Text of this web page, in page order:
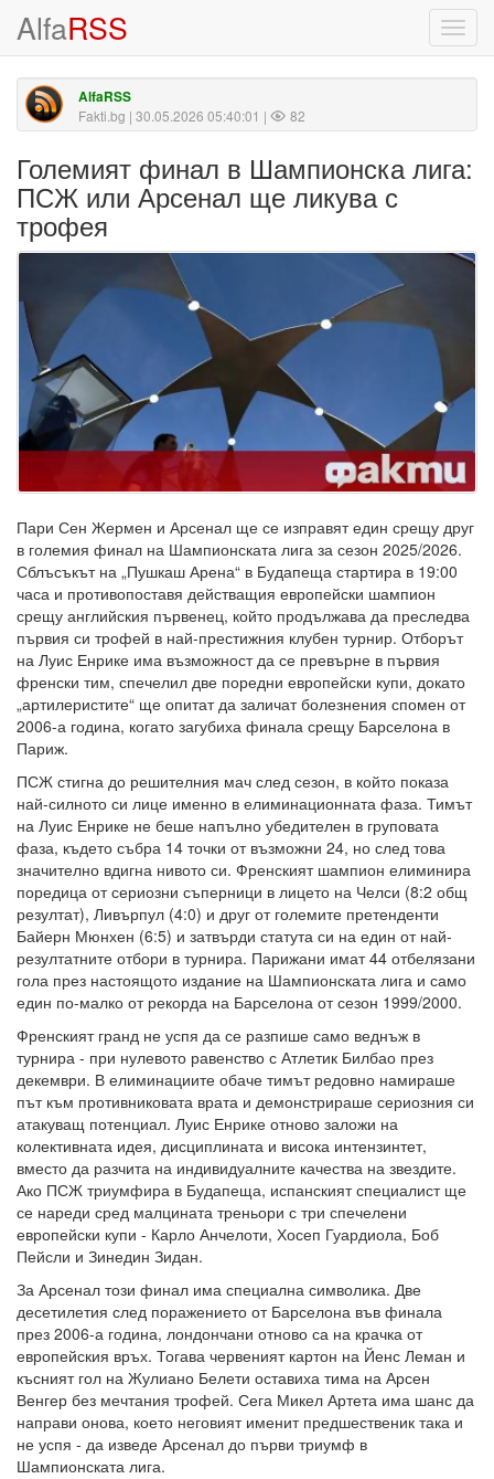
AlfaRSS
AlfaRSS
Fakti.bg | 30.05.2026 05:40:01 | 82
Големият финал в Шампионска лига:
ПСЖ или Арсенал ще ликува с
трофея
Пари Сен Жермен и Арсенал ще се изправят един срещу друг
в големия финал на Шампионската лига за сезон 2025/2026.
Сблъсъкът на „Пушкаш Арена“ в Будапеща стартира в 19:00
часа и противопоставя действащия европейски шампион
срещу английския първенец, който продължава да преследва
първия си трофей в най-престижния клубен турнир. Отборът
на Луис Енрике има възможност да се превърне в първия
френски тим, спечелил две поредни европейски купи, докато
„артилеристите“ ще опитат да заличат болезнения спомен от
2006-а година, когато загубиха финала срещу Барселона в
Париж.
ПСЖ стигна до решителния мач след сезон, в който показа
най-силното си лице именно в елиминационната фаза. Тимът
на Луис Енрике не беше напълно убедителен в груповата
фаза, където събра 14 точки от възможни 24, но след това
значително вдигна нивото си. Френският шампион елиминира
поредица от сериозни съперници в лицето на Челси (8:2 общ
резултат), Ливърпул (4:0) и друг от големите претенденти
Байерн Мюнхен (6:5) и затвърди статута си на един от най-
резултатните отбори в турнира. Парижани имат 44 отбелязани
гола през настоящото издание на Шампионската лига и само
един по-малко от рекорда на Барселона от сезон 1999/2000.
Френският гранд не успя да се разпише само веднъж в
турнира - при нулевото равенство с Атлетик Билбао през
декември. В елиминациите обаче тимът редовно намираше
път към противниковата врата и демонстрираше сериозния си
атакуващ потенциал. Луис Енрике отново заложи на
колективната идея, дисциплината и висока интензинтет,
вместо да разчита на индивидуалните качества на звездите.
Ако ПСЖ триумфира в Будапеща, испанският специалист ще
се нареди сред малцината треньори с три спечелени
европейски купи - Карло Анчелоти, Хосеп Гуардиола, Боб
Пейсли и Зинедин Зидан.
За Арсенал този финал има специална символика. Две
десетилетия след поражението от Барселона във финала
през 2006-а година, лондончани отново са на крачка от
европейския връх. Тогава червеният картон на Йенс Леман и
късният гол на Жулиано Белети оставиха тима на Арсен
Венгер без мечтания трофей. Сега Микел Артета има шанс да
направи онова, което неговият именит предшественик така и
не успя - да изведе Арсенал до първи триумф в
Шампионската лига.